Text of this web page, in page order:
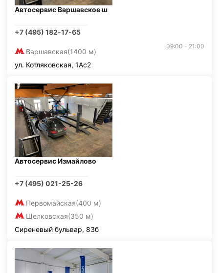
Автосервис Варшавское ш
+7 (495) 182-17-65
Варшавская(1400 м)
09:00 - 21:00
ул. Котляковская, 1Ас2
Автосервис Измайлово
+7 (495) 021-25-26
Первомайская(400 м)
Щелковская(350 м)
Сиреневый бульвар, 83б